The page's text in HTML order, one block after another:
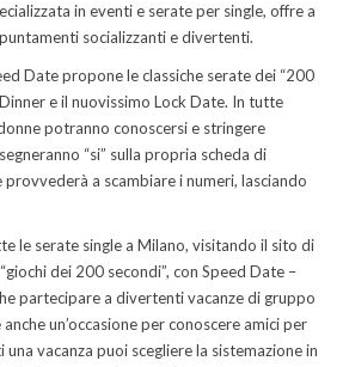
in eventi e serate per single, offre a
socializzanti e divertenti.
Date propone le classiche serate dei “200
e il nuovissimo Lock Date. In tutte
potranno conoscersi e stringere
“si” sulla propria scheda di
a scambiare i numeri, lasciando
le serate single a Milano, visitando il sito di
dei 200 secondi”, con Speed Date –
partecipare a divertenti vacanze di gruppo
un’occasione per conoscere amici per
vacanza puoi scegliere la sistemazione in